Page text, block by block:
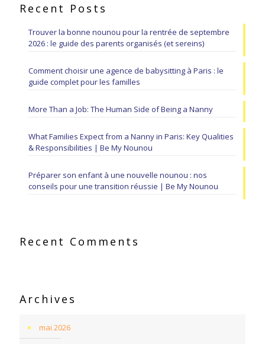
Recent Posts
Trouver la bonne nounou pour la rentrée de septembre
2026 : le guide des parents organisés (et sereins)
Comment choisir une agence de babysitting à Paris : le
guide complet pour les familles
More Than a Job: The Human Side of Being a Nanny
What Families Expect from a Nanny in Paris: Key Qualities
& Responsibilities | Be My Nounou
Préparer son enfant à une nouvelle nounou : nos
conseils pour une transition réussie | Be My Nounou
Recent Comments
Archives
mai 2026